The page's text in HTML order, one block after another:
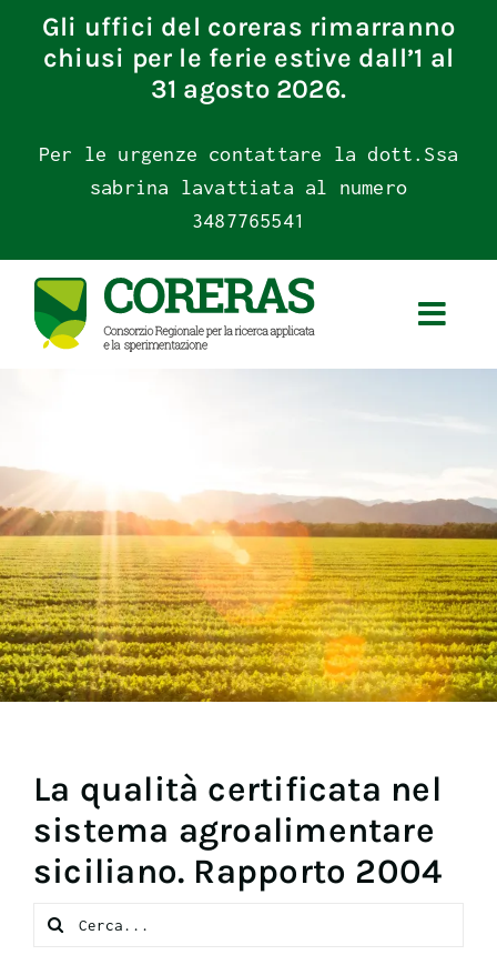
content
Gli uffici del coreras rimarranno
chiusi per le ferie estive dall’1 al
31 agosto 2026.
Per le urgenze contattare la dott.Ssa
sabrina lavattiata al numero
3487765541
La qualità certificata nel
sistema agroalimentare
siciliano. Rapporto 2004
Search
for: